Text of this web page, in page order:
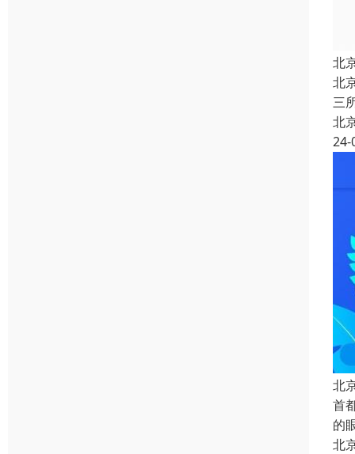
北
北
三
北
24-
北
首
的
北